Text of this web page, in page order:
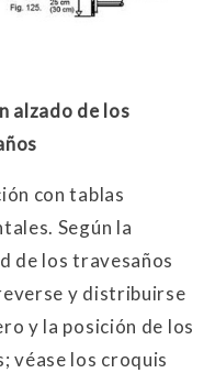
alzado de los
con tablas
Según la
de los travesaños
y distribuirse
y la posición de los
véase los croquis